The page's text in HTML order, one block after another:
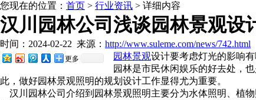
您现在的位置： 首页 > 行业资讯 > 详细内容
汉川园林公司浅谈园林景观设
时间：2024-02-22 来源： http://www.suleme.com/news/742.html
更多 园林景观设计要考虑灯光的影响有哪
园林是市民休闲娱乐的好去处，
此，做好园林景观照明的规划设计工作显得尤为重要。
汉川园林公司介绍到园林景观照明主要分为水体照明、植物